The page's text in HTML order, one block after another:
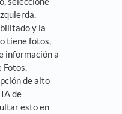
y la
tiene fotos,
información a
Fotos.
de alto
de
esto en